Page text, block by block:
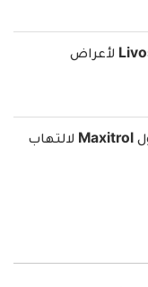
ليفوستين Livostin لأعراض
قطرة ماكسيترول Maxitrol لالتهاب